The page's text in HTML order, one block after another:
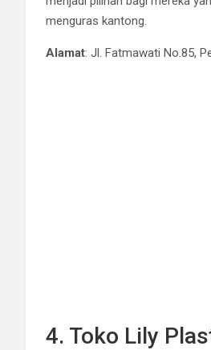
menguras kantong.
Alamat: Jl. Fatmawati No.85,
4. Toko Lily